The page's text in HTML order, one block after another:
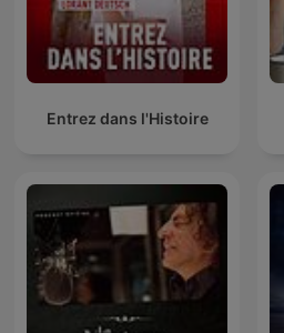
Entrez dans l'Histoire